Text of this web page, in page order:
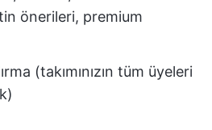
önerileri, premium
(takımınızın tüm üyeleri